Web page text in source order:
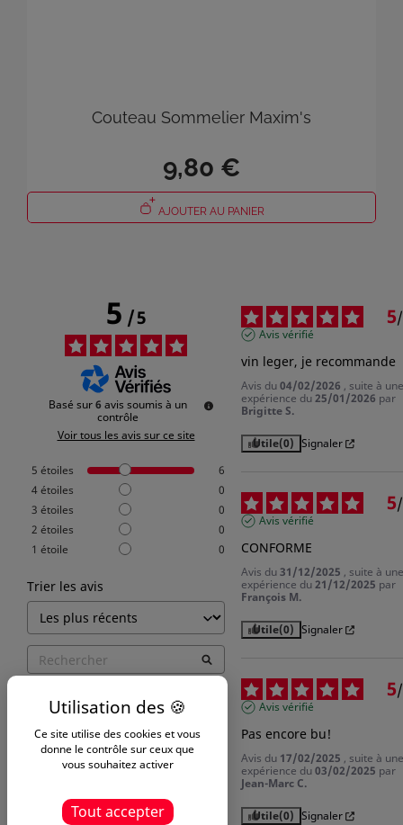
Ce site utilise des cookies et vous
donne le contrôle sur ceux que
vous souhaitez activer
Tout accepter
Couteau Sommelier Maxim's
9,80 €
AJOUTER AU PANIER
5/5
Basé sur6 avis soumis à un
contrôle
Voir tous les avis sur ce site
5 étoiles
6
4étoiles
0
3 étoiles
0
2 étoiles
0
1 étoile 0
Trier les avis
5/
Avis vérifié
vin leger, je recommande
Avis du04/02/2026 , suite à une
expérience du25/01/2026 par
Brigitte S.
Utile(0) Signaler
5/
Avis vérifié
CONFORME
Avis du31/12/2025 , suite à une
expérience du21/12/2025 par
François M.
Utile(0) Signaler
5/
Avis vérifié
Pas encore bu!
Avis du 17/02/2025 , suite à une
expérience du03/02/2025 par
Jean-Marc C.
Utile(0) Signaler